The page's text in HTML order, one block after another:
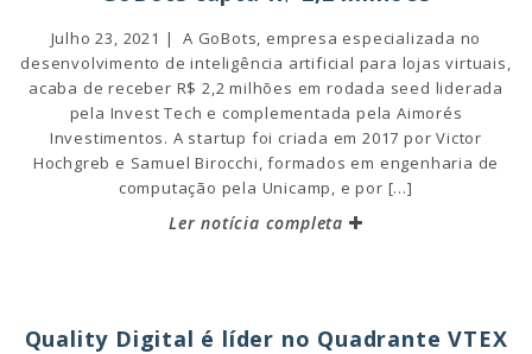
Julho 23, 2021 | A GoBots, empresa especializada no
desenvolvimento de inteligência artificial para lojas virtuais,
acaba de receber R$ 2,2 milhões em rodada seed liderada
pela Invest Tech e complementada pela Aimorés
Investimentos. A startup foi criada em 2017 por Victor
Hochgreb e Samuel Birocchi, formados em engenharia de
computação pela Unicamp, e por […]
Ler notícia completa
Quality Digital é líder no Quadrante VTEX